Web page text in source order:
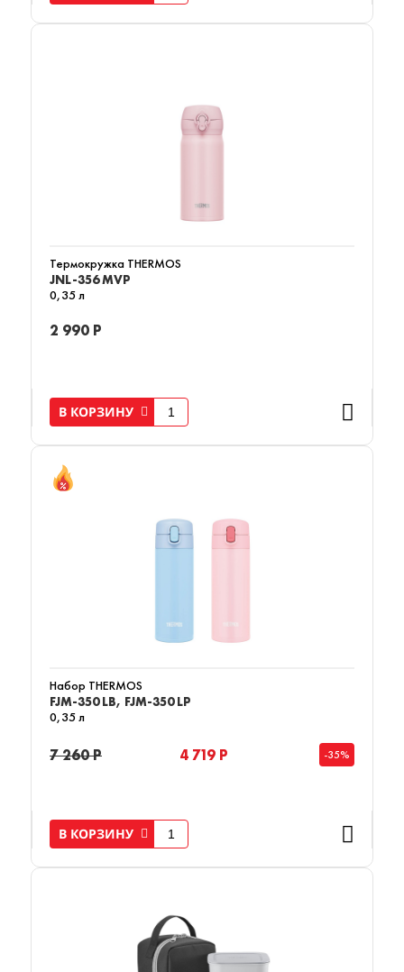
Термокружка THERMOS
JNL-356 MVP
0,35 л
2 990 Р
В КОРЗИНУ
Набор THERMOS
FJM-350 LB, FJM-350 LP
0,35 л
7 260 Р 4 719 Р -35%
В КОРЗИНУ